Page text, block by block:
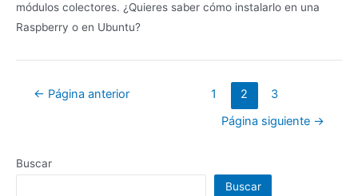
módulos colectores. ¿Quieres saber cómo instalarlo en una
Raspberry o en Ubuntu?
Paginación
← Página anterior 1 2
3
Página siguiente →
Buscar
Buscar